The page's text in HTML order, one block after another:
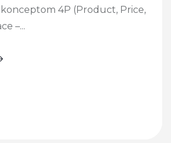
4P (Product, Price,
–...